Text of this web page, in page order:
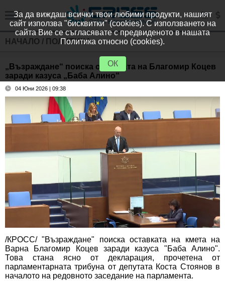
НАЧАЛО / ПОЛИТИКА
„Възраждане“ поиска оставката на Благомир Коцев
заради казуса „Баба Алино“
04 Юни 2026 | 09:38
/КРОСС/ "Възраждане" поиска оставката на кмета на
Варна Благомир Коцев заради казуса "Баба Алино".
Това стана ясно от декларация, прочетена от
парламентарната трибуна от депутата Коста Стоянов в
началото на редовното заседание на парламента.
За да виждаш всички твои любими продукти, нашият
сайт използва "бисквитки" (cookies). С използването на
сайта Вие се съгласявате с предвиденото в нашата
Политика относно (cookies).
ОК